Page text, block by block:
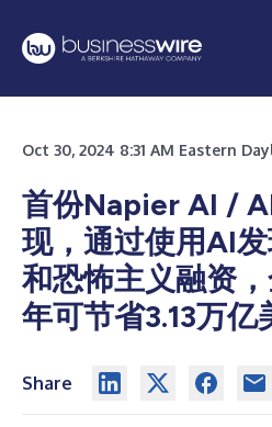
Oct 30, 2024 8:31 AM Eastern
首份Napier AI /
现，通过使用AI
和恐怖主义融资
年可节省3.13万亿
Share